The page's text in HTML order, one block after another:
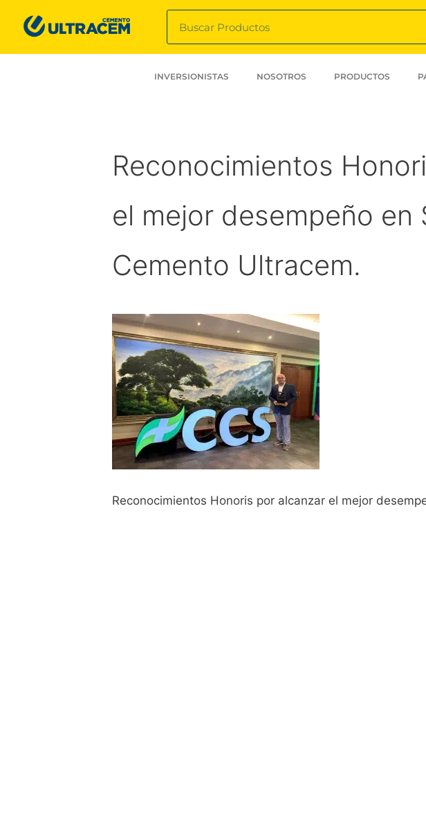
INVERSIONISTAS NOSOTROS PRODUCTOS
Reconocimientos
el mejor desempeño en
Cemento Ultracem.
Reconocimientos Honoris por alcanzar el mejor